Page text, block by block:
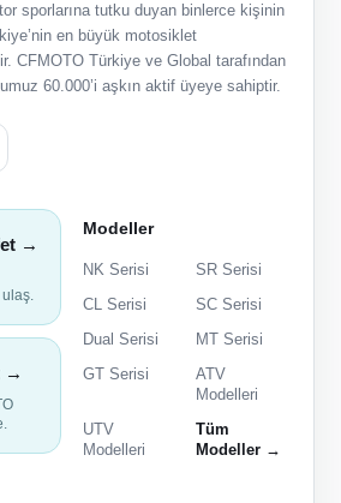
sporlarına tutku duyan binlerce kişinin
en büyük motosiklet
CFMOTO Türkiye ve Global tarafından
60.000’i aşkın aktif üyeye sahiptir.
→
ulaş.
→
Modeller
NK Serisi
SR Serisi
CL Serisi
SC Serisi
Dual Serisi
MT Serisi
GT Serisi
ATV
Modelleri
UTV
Modelleri
Tüm
Modeller →